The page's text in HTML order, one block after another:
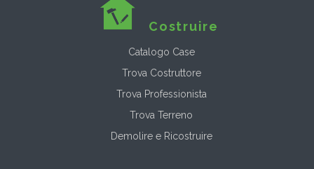
Costruire
Catalogo Case
Trova Costruttore
Trova Professionista
Trova Terreno
Demolire e Ricostruire